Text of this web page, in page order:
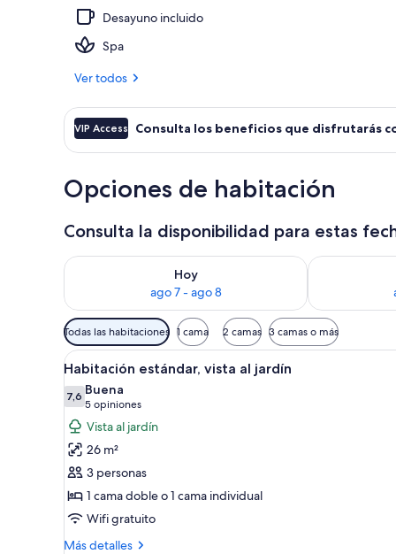
Desayuno incluido
Spa
Ver todos
VIP Access Consulta los beneficios que disfrutarás
Opciones de habitación
Consulta la disponibilidad para estas
Hoy
ago 7 - ago 8
Consulta la disponibilidad para hoy ago 7 - ago 8
Consulta la
Filtros
disponibles
para
las
habitaciones
Todas las habitaciones 1 cama 2 camas 3 camas o más
Ver
todas
las
fotos
de
Habitación
estándar,
vista
al
jardín
Habitación de hotel con dos
4
Habitación estándar, vista al jardín
7,67,6 de 10
Buena
5 opiniones
(5
opiniones)
Vista al jardín
26 m²
3 personas
1 cama doble o 1 cama individual
Wifi gratuito
Más detalles
Más